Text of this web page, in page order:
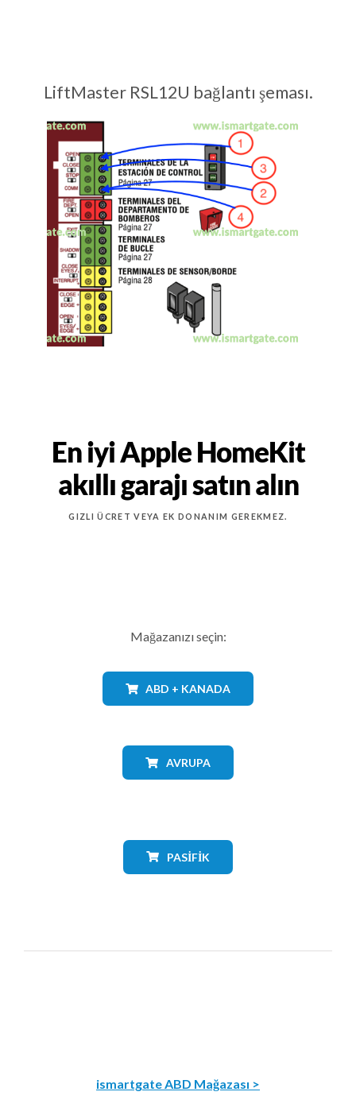
LiftMaster RSL12U bağlantı şeması.
En iyi Apple HomeKit
akıllı garajı satın alın
GIZLI ÜCRET VEYA EK DONANIM GEREKMEZ.
Mağazanızı seçin:
ABD + KANADA
AVRUPA
PASIFIK
ismartgate ABD Mağazası >